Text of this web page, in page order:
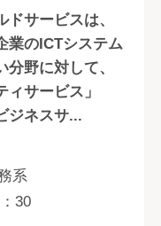
サービスは、
業のICTシステム
野に対して、
ィサービス」
ジネスサ...
系
30